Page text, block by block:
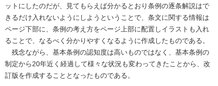
ットにしたのだが、見てもらえば分かるとおり条例の逐条解説はで
きるだけ入れないようにしようということで、条文に関する情報は
ページ下部に、条例の考え方をページ上部に配置しイラストも入れ
ることで、なるべく分かりやすくなるように作成したものである。
残念ながら、基本条例の認知度は高いものではなく、基本条例の
制定から20年近く経過して様々な状況も変わってきたことから、改
訂版を作成することとなったものである。